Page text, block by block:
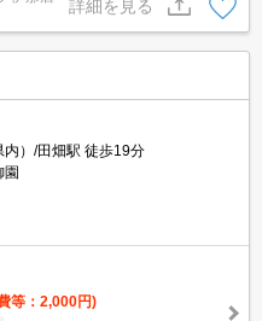
詳細を見る
内）/田畑駅 徒歩19分
園
等：2,000円)